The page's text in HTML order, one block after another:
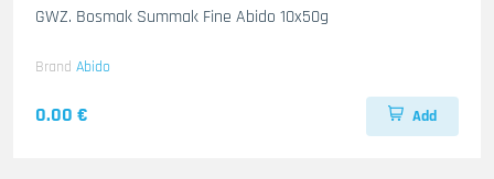
GWZ. Bosmak Summak Fine Abido 10x50g
Brand Abido
0.00 € Add